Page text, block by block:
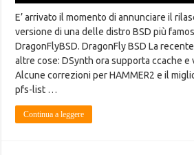
E’ arrivato il momento di annunciare il
versione di una delle distro BSD più
DragonFlyBSD. DragonFly BSD La
altre cose: DSynth ora supporta ccache e
Alcune correzioni per HAMMER2 e il
pfs-list …
Continua a leggere